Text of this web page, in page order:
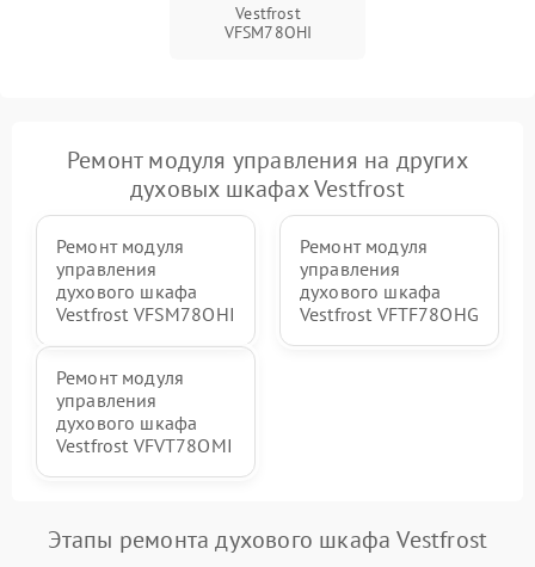
Vestfrost
VFSM78OHI
Ремонт модуля управления на других
духовых шкафах Vestfrost
Ремонт модуля
управления
духового шкафа
Vestfrost VFSM78OHI
Ремонт модуля
управления
духового шкафа
Vestfrost VFTF78OHG
Ремонт модуля
управления
духового шкафа
Vestfrost VFVT78OMI
Этапы ремонта духового шкафа Vestfrost